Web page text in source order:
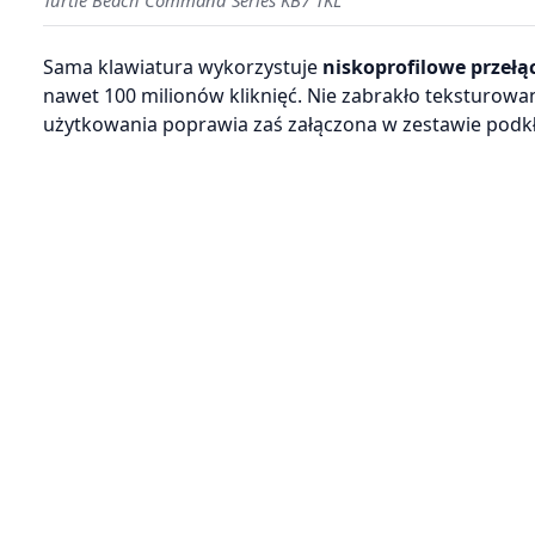
Sama klawiatura wykorzystuje niskoprofilowe
nawet 100 milionów kliknięć. Nie zabrakło
użytkowania poprawia zaś załączona w zestawie